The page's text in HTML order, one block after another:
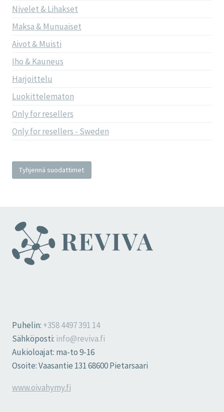
Nivelet & Lihakset
Maksa & Munuaiset
Aivot & Muisti
Iho & Kauneus
Harjoittelu
Luokittelematon
Only for resellers
Only for resellers - Sweden
Tyhjennä suodattimet
Puhelin: +358 4497 391 14
Sähköposti: info@reviva.fi
Aukioloajat: ma-to 9-16
Osoite: Vaasantie 131 68600 Pietarsaari
www.oivahymy.fi